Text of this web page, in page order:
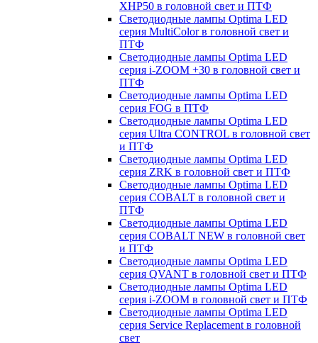
XHP50 в головной свет и ПТФ
Светодиодные лампы Optima LED
серия MultiColor в головной свет и
ПТФ
Светодиодные лампы Optima LED
серия i-ZOOM +30 в головной свет и
ПТФ
Светодиодные лампы Optima LED
серия FOG в ПТФ
Светодиодные лампы Optima LED
серия Ultra CONTROL в головной свет
и ПТФ
Светодиодные лампы Optima LED
серия ZRK в головной свет и ПТФ
Светодиодные лампы Optima LED
серия COBALT в головной свет и
ПТФ
Светодиодные лампы Optima LED
серия COBALT NEW в головной свет
и ПТФ
Светодиодные лампы Optima LED
серия QVANT в головной свет и ПТФ
Светодиодные лампы Optima LED
серия i-ZOOM в головной свет и ПТФ
Светодиодные лампы Optima LED
серия Service Replacement в головной
свет